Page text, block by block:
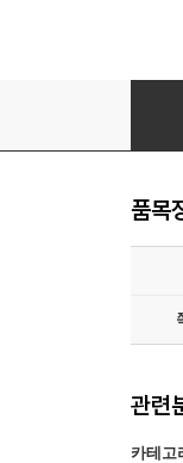
모네
품목
관련
카테고